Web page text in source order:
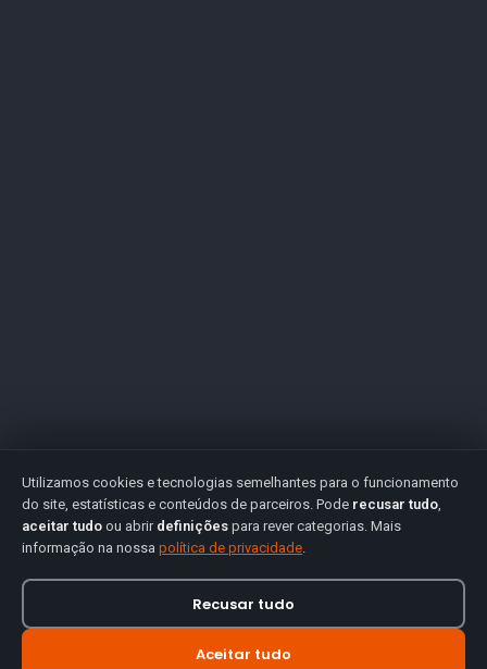
Utilizamos cookies e tecnologias semelhantes para o funcionamento
do site, estatísticas e conteúdos de parceiros. Pode recusar tudo,
aceitar tudo ou abrir definições para rever categorias. Mais
informação na nossa política de privacidade.
Recusar tudo
Aceitar tudo